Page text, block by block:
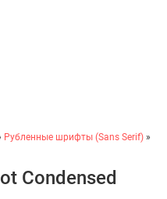
Рубленные шрифты (Sans Serif) »
Condensed